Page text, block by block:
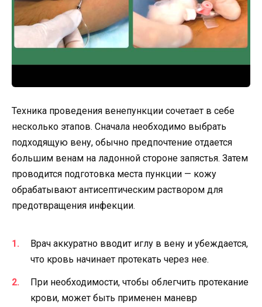
Техника проведения венепункции сочетает в себе
несколько этапов. Сначала необходимо выбрать
подходящую вену, обычно предпочтение отдается
большим венам на ладонной стороне запястья. Затем
проводится подготовка места пункции — кожу
обрабатывают антисептическим раствором для
предотвращения инфекции.
Врач аккуратно вводит иглу в вену и убеждается,
что кровь начинает протекать через нее.
При необходимости, чтобы облегчить протекание
крови, может быть применен маневр